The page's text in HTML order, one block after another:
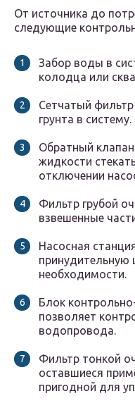
От источника до
следующие
Забор воды в
колодца или
Сетчатый
грунта в систему.
Обратный
жидкости
отключении
Фильтр грубой
взвешенные
Насосная
необходимости.
Блок
позволяет
водопровода.
Фильтр тонкой
оставшиеся
пригодной для